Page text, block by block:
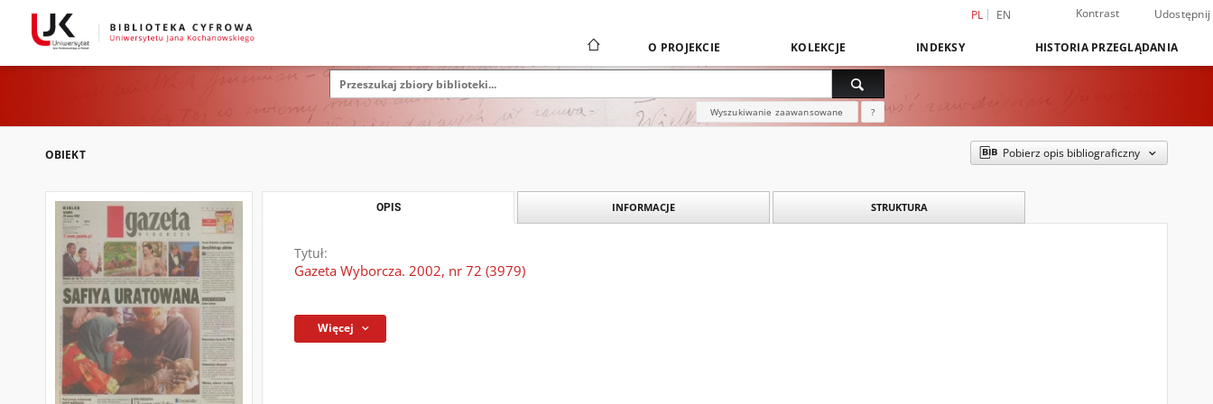
PL EN Kontrast Udostępnij
O PROJEKCIE KOLEKCJE INDEKSY HISTORIA PRZEGLĄDANIA
Wyszukiwanie zaawansowane ?
OBIEKT Pobierz opis bibliograficzny
OPIS INFORMACJE STRUKTURA
Tytuł:
Gazeta Wyborcza. 2002, nr 72 (3979)
Więcej